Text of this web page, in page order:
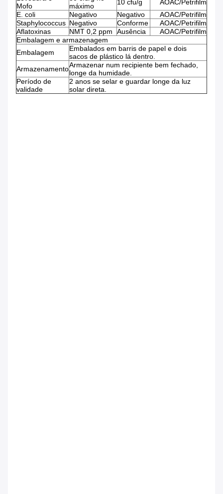
Mofo
máximo
10 cfu/g
AOAC/Petrifilm
E. coli
Negativo Negativo
AOAC/Petrifilm
Staphylococcus Negativo Conforme
AOAC/Petrifilm
Aflatoxinas
NMT 0,2 ppm Ausência
AOAC/Petrifilm
Embalagem e armazenagem
Embalagem
Embalados em barris de papel e dois
sacos de plástico lá dentro.
ArmazenamentoArmazenar num recipiente bem fechado,
longe da humidade.
Período de
validade
2 anos se selar e guardar longe da luz
solar direta.